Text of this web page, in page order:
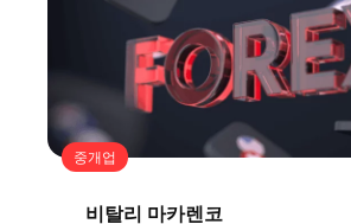
중개업
비탈리 마카렌코